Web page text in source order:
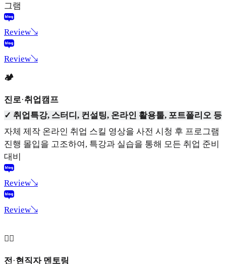
그램
Review↘
Review↘
🏕
진로·취업캠프
✓ 취업특강, 스터디, 컨설팅, 온라인 활용툴, 포트폴리오 등
자체 제작 온라인 취업 스킬 영상을 사전 시청 후 프로그램
진행 몰입을 고조하여, 특강과 실습을 통해 모든 취업 준비
대비
Review↘
Review↘
🧞‍♂️
전 ·현직자 멘토링